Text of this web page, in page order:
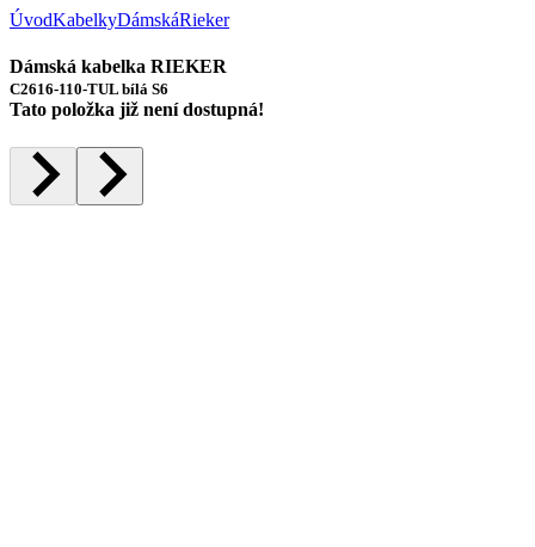
ÚvodKabelkyDámskáRieker
Dámská kabelka RIEKER
C2616-110-TUL bílá S6
Tato položka již není dostupná!